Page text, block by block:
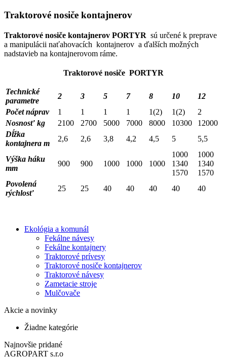
Traktorové nosiče kontajnerov
Traktorové nosiče kontajnerov PORTYR sú určené k preprave
a manipulácii naťahovacích kontajnerov a ďalších možných
nadstavieb na kontajnerovom ráme.
Traktorové nosiče PORTYR
Technické
parametre
2 3 5 7 8 10
12
Počet náprav
1 1 1 1 1(2) 1(2)
2
Nosnosť kg
2100 2700 5000 7000 8000 10300
12000
Dĺžka
kontajnera m
2,6 2,6 3,8 4,2 4,5 5 5,5
Výška háku
mm
900 900 1000 1000 1000
1000
1340
1570
1000
1340
1570
Povolená
rýchlosť
25 25 40 40 40 40 40
Ekológia a komunál
Fekálne návesy
Fekálne kontajnery
Traktorové prívesy
Traktorové nosiče kontajnerov
Traktorové návesy
Zametacie stroje
Mulčovače
Akcie a novinky
Žiadne kategórie
Najnovšie pridané
AGROPART s.r.o